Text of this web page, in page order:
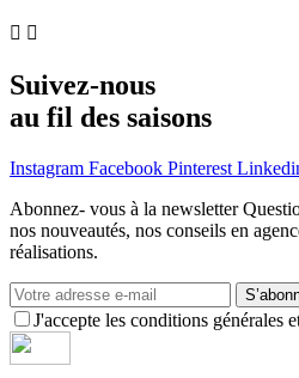
 
Suivez-nous
au fil des saisons
Instagram Facebook Pinterest
Abonnez- vous à la newsletter
nos nouveautés, nos conseils en
réalisations.
J'accepte les conditions générales